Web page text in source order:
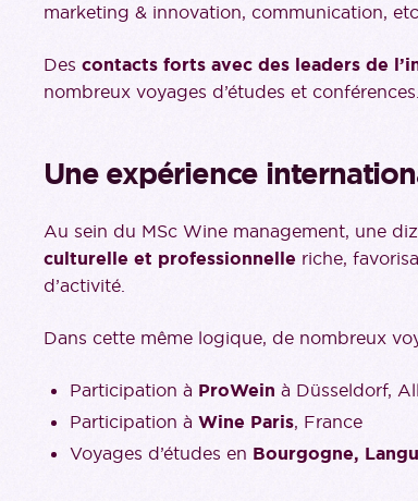
marketing & innovation, communication,
Des contacts forts avec des leaders de
nombreux voyages d’études et conférences.
Une expérience
Au sein du MSc Wine management, une
culturelle et professionnelle riche,
d’activité.
Dans cette même logique, de nombreux
Participation à ProWein à Düsseldorf,
Participation à Wine Paris, France
Voyages d’études en Bourgogne,